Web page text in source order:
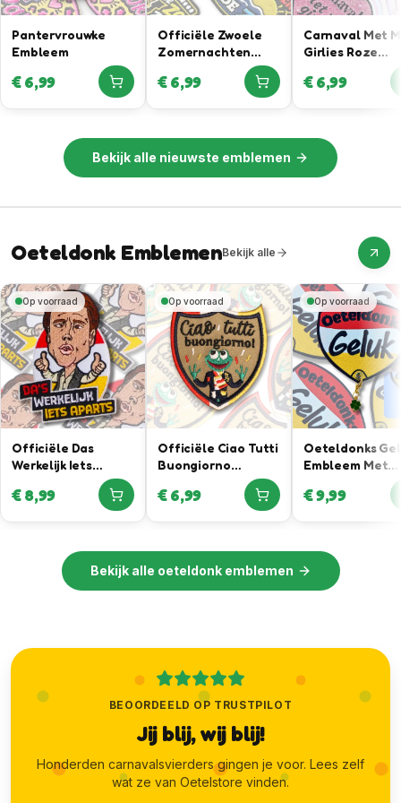
Pantervrouwke
Embleem
€6,99
Officiële Zwoele
Zomernachten
Samenwerking Met
€6,99
Carnaval Met
Girlies Roze
€6,99
Bekijk alle nieuwste emblemen
Oeteldonk EmblemenBekijk alle
Op voorraad
Officiële Das
Werkelijk Iets
Aparts Oeteldonk
Embleem in
samenwerking met
Automotive
€8,99
Op voorraad
Officiële Ciao Tutti
Buongiorno
samenwerking met
€6,99
Op voorraad
Oeteldonks
Embleem Met
Hanger
€9,99
Bekijk alle oeteldonk emblemen
BEOORDEELD OP TRUSTPILOT
Jij blij, wij blij!
Honderden carnavalsvierders gingen je voor. Lees zelf
wat ze van Oetelstore vinden.